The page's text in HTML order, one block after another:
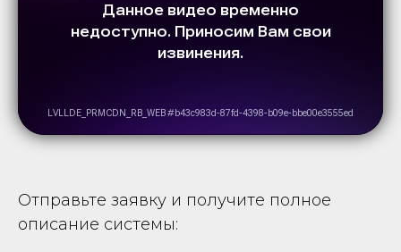
Отправьте заявку и получите полное
описание системы: